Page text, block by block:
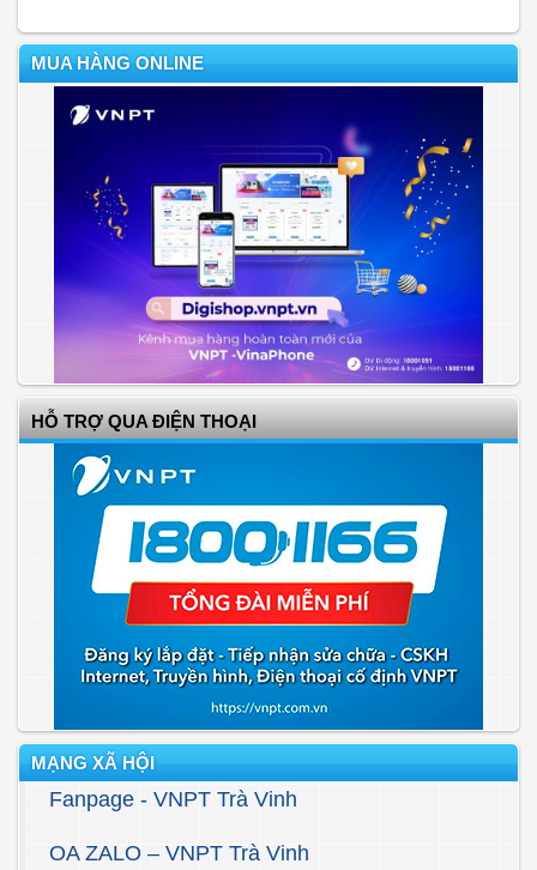
MUA HÀNG ONLINE
HỖ TRỢ QUA ĐIỆN THOẠI
MẠNG XÃ HỘI
Fanpage - VNPT Trà Vinh
OA ZALO – VNPT Trà Vinh